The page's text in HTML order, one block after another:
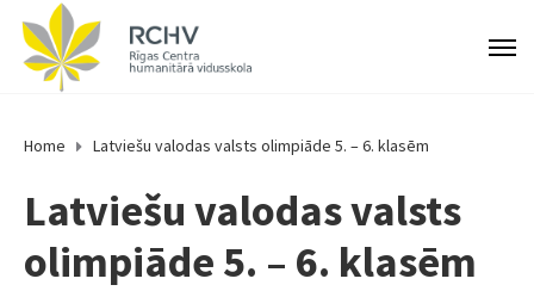
Home Latviešu valodas valsts olimpiāde 5. – 6. klasēm
Latviešu valodas valsts
olimpiāde 5. – 6. klasēm